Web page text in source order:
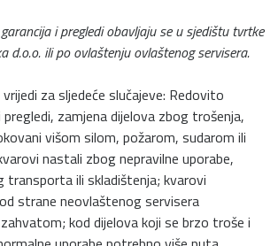
i pregledi obavljaju se u sjedištu tvrtke
d.o.o. ili po ovlaštenju ovlaštenog servisera.
za sljedeće slučajeve: Redovito
pregledi, zamjena dijelova zbog trošenja,
višom silom, požarom, sudarom ili
nastali zbog nepravilne uporabe,
transporta ili skladištenja; kvarovi
strane neovlaštenog servisera
kod dijelova koji se brzo troše i